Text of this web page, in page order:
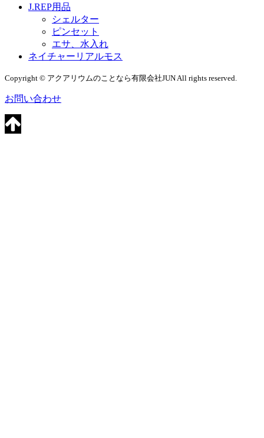
J.REP用品
シェルター
ピンセット
エサ、水入れ
ネイチャーリアルモス
Copyright © アクアリウムのことなら有限会社JUN All rights reserved.
お問い合わせ